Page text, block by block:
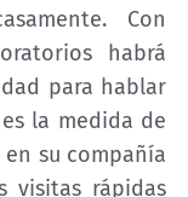
Con
habrá
para hablar
la medida de
su compañía
visitas rápidas